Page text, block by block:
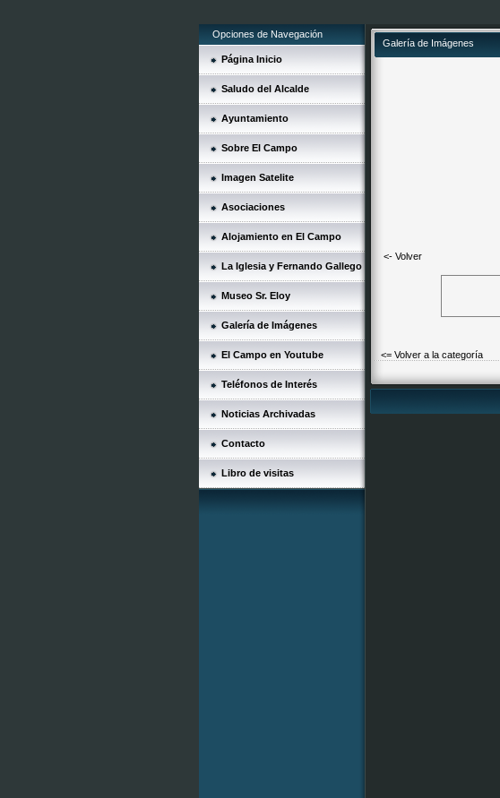
Opciones de Navegación
Página Inicio
Saludo del Alcalde
Ayuntamiento
Sobre El Campo
Imagen Satelite
Asociaciones
Alojamiento en El Campo
La Iglesia y Fernando Gallego
Museo Sr. Eloy
Galería de Imágenes
El Campo en Youtube
Teléfonos de Interés
Noticias Archivadas
Contacto
Libro de visitas
Galería de Imágenes
<- Volver
<= Volver a la categoría